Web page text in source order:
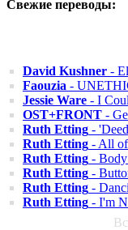
Свежие переводы:
David Kushner -
Faouzia -
Jessie Ware - I
OST+FRONT -
Ruth Etting -
Ruth Etting - All
Ruth Etting -
Ruth Etting -
Ruth Etting -
Ruth Etting - I'm